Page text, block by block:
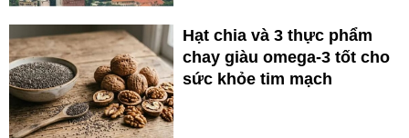
Hạt chia và 3 thực phẩm
chay giàu omega-3 tốt cho
sức khỏe tim mạch